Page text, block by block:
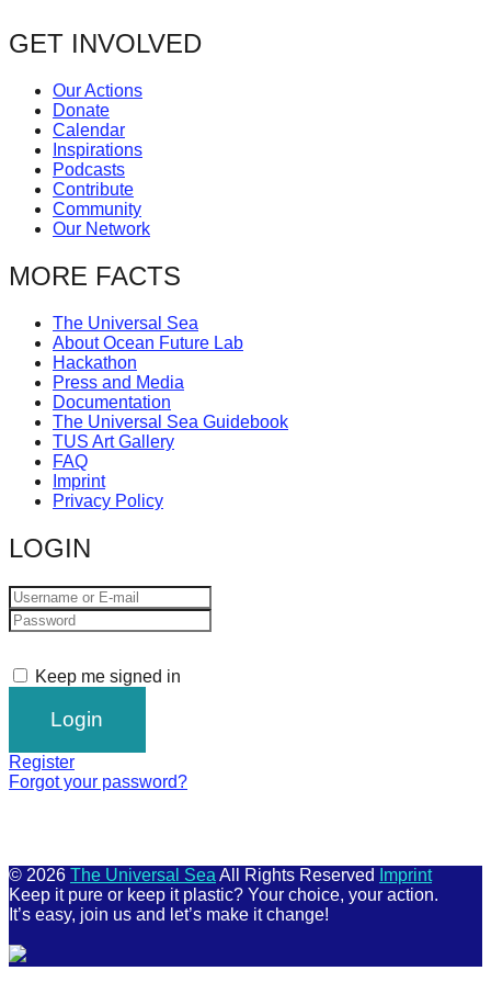
GET INVOLVED
Our Actions
Donate
Calendar
Inspirations
Podcasts
Contribute
Community
Our Network
MORE FACTS
The Universal Sea
About Ocean Future Lab
Hackathon
Press and Media
Documentation
The Universal Sea Guidebook
TUS Art Gallery
FAQ
Imprint
Privacy Policy
LOGIN
Keep me signed in
Register
Forgot your password?
© 2026 The Universal Sea All Rights Reserved
Imprint
Keep it pure or keep it plastic? Your choice, your action.
It’s easy, join us and let’s make it change!